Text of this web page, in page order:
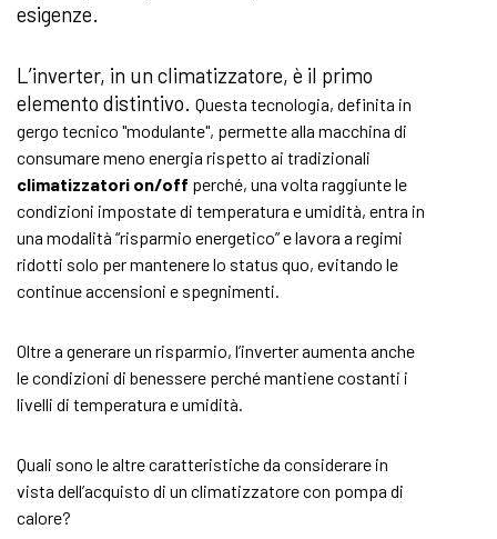
esigenze.
L’inverter, in un climatizzatore, è il primo
elemento distintivo. Questa tecnologia, definita in
gergo tecnico "modulante", permette alla macchina di
consumare meno energia rispetto ai tradizionali
climatizzatori on/off perché, una volta raggiunte le
condizioni impostate di temperatura e umidità, entra in
una modalità “risparmio energetico” e lavora a regimi
ridotti solo per mantenere lo status quo, evitando le
continue accensioni e spegnimenti.
Oltre a generare un risparmio, l’inverter aumenta anche
le condizioni di benessere perché mantiene costanti i
livelli di temperatura e umidità.
Quali sono le altre caratteristiche da considerare in
vista dell’acquisto di un climatizzatore con pompa di
calore?